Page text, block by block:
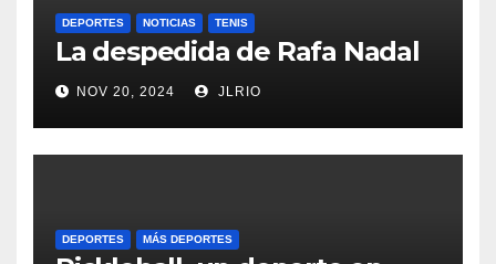
DEPORTES NOTICIAS TENIS
La despedida de Rafa Nadal
NOV 20, 2024 JLRIO
DEPORTES MÁS DEPORTES